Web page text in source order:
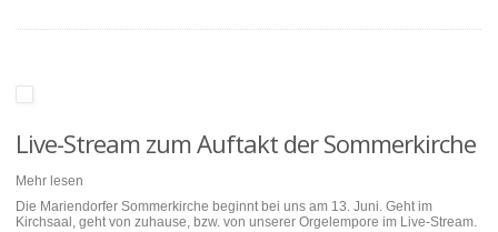
Live-Stream zum Auftakt der Sommerkirche
Mehr lesen
Die Mariendorfer Sommerkirche beginnt bei uns am 13. Juni. Geht im
Kirchsaal, geht von zuhause, bzw. von unserer Orgelempore im Live-Stream.